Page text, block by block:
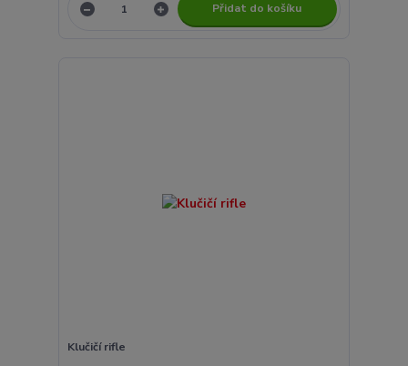
Přidat do košíku
Klučičí rifle